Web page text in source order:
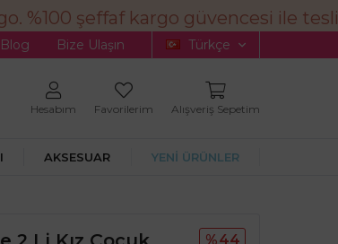
%100 şeffaf kargo güvencesi ile
Blog Bize Ulaşın Türkçe
Hesabım Favorilerim Alışveriş Sepetim
AKSESUAR YENİ ÜRÜNLER
%44